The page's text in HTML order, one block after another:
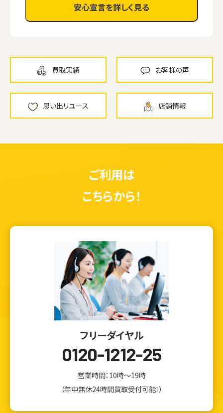
安心宣言を詳しく見る
買取実績 お客様の声
思い出リユース 店舗情報
ご利用は
こちらから！
フリーダイヤル
0120-1212-25
営業時間：10時～19時
（年中無休24時間買取受付可能！）